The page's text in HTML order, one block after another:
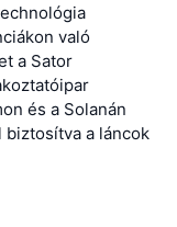
való
a Sator
és a Solanán
biztosítva a láncok